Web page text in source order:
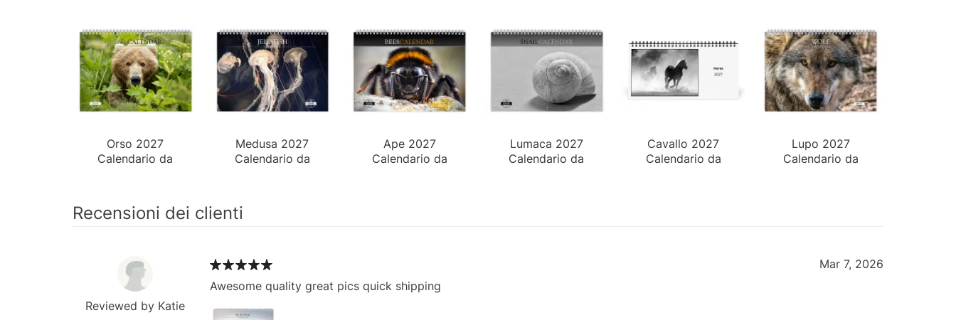
Orso 2027
Calendario da
Medusa 2027
Calendario da
Ape 2027
Calendario da
Lumaca 2027
Calendario da
Cavallo 2027
Calendario da
Lupo 2027
Calendario da
Recensioni dei clienti
Reviewed by Katie
Awesome quality great pics quick shipping
Mar 7, 2026